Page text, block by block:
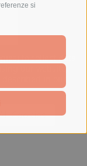
si
to collect data
our website,
in our
Cookies